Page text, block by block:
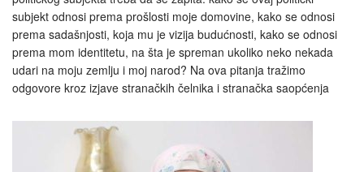
subjekt odnosi prema prošlosti moje domovine, kako se odnosi
prema sadašnjosti, koja mu je vizija budućnosti, kako se odnosi
prema mom identitetu, na šta je spreman ukoliko neko nekada
udari na moju zemlju i moj narod? Na ova pitanja tražimo
odgovore kroz izjave stranačkih čelnika i stranačka saopćenja